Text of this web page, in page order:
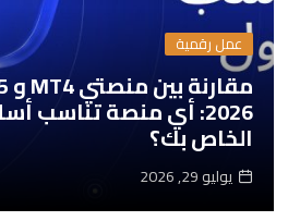
اقتصاد
“كي” قصة التحول
إلى أكبر منصة
العالم
يوليو 22, 2026